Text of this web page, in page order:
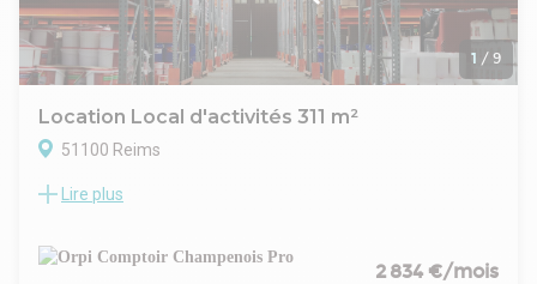
1 / 9
Location Local d'activités 311 m²
51100 Reims
Reims farman.
191 m² de stockage.
Accès et porte poids lourds, vitrine en angle pour la partie
Lire plus
2 834 €/mois